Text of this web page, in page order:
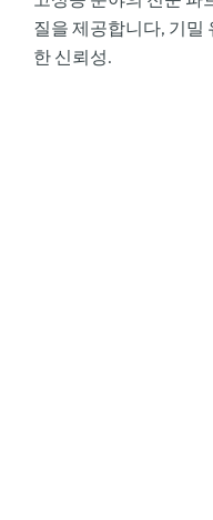
질을 제공합니다, 기밀
한 신뢰성.